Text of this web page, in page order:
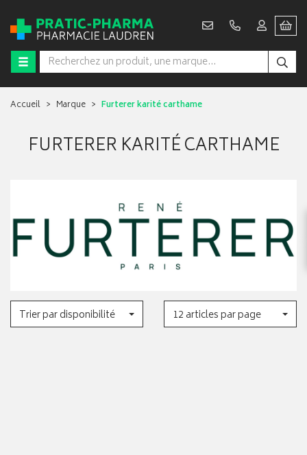
Accueil Marque Furterer karité carthame
FURTERER KARITÉ CARTHAME
Trier par disponibilité 12 articles par page